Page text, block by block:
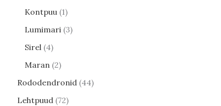
Kontpuu 1
Lumimari 3
Sirel 4
Maran 2
Rododendronid 44
Lehtpuud 72